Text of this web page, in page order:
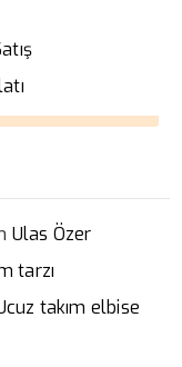
Ulas Özer
tarzı
takım elbise